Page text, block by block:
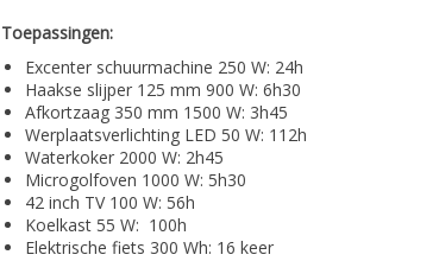
Toepassingen:
Excenter schuurmachine 250 W: 24h
Haakse slijper 125 mm 900 W: 6h30
Afkortzaag 350 mm 1500 W: 3h45
Werplaatsverlichting LED 50 W: 112h
Waterkoker 2000 W: 2h45
Microgolfoven 1000 W: 5h30
42 inch TV 100 W: 56h
Koelkast 55 W: 100h
Elektrische fiets 300 Wh: 16 keer